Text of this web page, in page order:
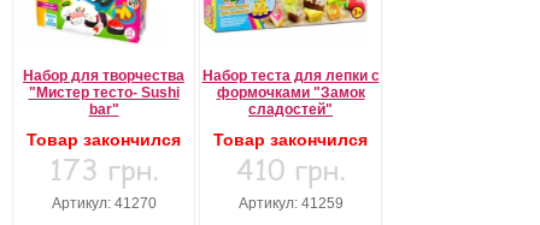
Набор для творчества
"Мистер тесто- Sushi
bar"
Товар закончился
173 грн.
Артикул: 41270
Набор теста для лепки с
формочками "Замок
сладостей"
Товар закончился
410 грн.
Артикул: 41259